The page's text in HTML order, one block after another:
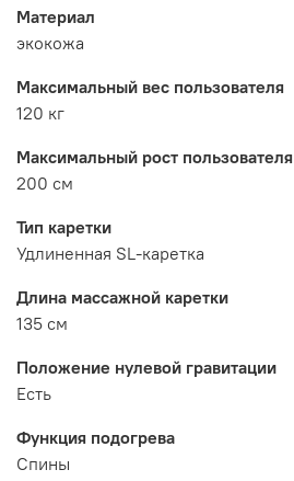
Материал
экокожа
Максимальный вес пользователя
120 кг
Максимальный рост пользователя
200 см
Тип каретки
Удлиненная SL-каретка
Длина массажной каретки
135 см
Положение нулевой гравитации
Есть
Функция подогрева
Спины